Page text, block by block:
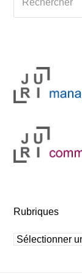
Rubriques
Rubriques